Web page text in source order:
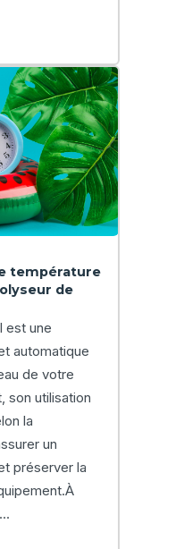
température
de
est une
automatique
de votre
son utilisation
la
un
préserver la